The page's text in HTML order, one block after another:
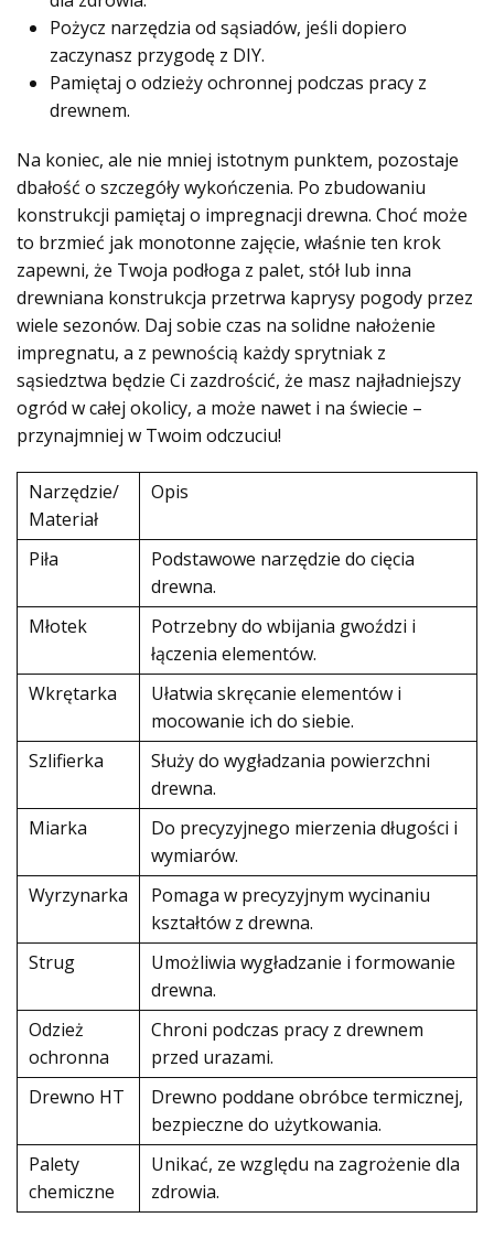
Pożycz narzędzia od sąsiadów, jeśli dopiero
zaczynasz przygodę z DIY.
Pamiętaj o odzieży ochronnej podczas pracy z
drewnem.
Na koniec, ale nie mniej istotnym punktem, pozostaje
dbałość o szczegóły wykończenia. Po zbudowaniu
konstrukcji pamiętaj o impregnacji drewna. Choć może
to brzmieć jak monotonne zajęcie, właśnie ten krok
zapewni, że Twoja podłoga z palet, stół lub inna
drewniana konstrukcja przetrwa kaprysy pogody przez
wiele sezonów. Daj sobie czas na solidne nałożenie
impregnatu, a z pewnością każdy sprytniak z
sąsiedztwa będzie Ci zazdrościć, że masz najładniejszy
ogród w całej okolicy, a może nawet i na świecie –
przynajmniej w Twoim odczuciu!
Narzędzie/
Materiał
Opis
Piła
Podstawowe narzędzie do cięcia
drewna.
Młotek
Potrzebny do wbijania gwoździ i
łączenia elementów.
Wkrętarka
Ułatwia skręcanie elementów i
mocowanie ich do siebie.
Szlifierka
Służy do wygładzania powierzchni
drewna.
Miarka
Do precyzyjnego mierzenia długości i
wymiarów.
Wyrzynarka
Pomaga w precyzyjnym wycinaniu
kształtów z drewna.
Strug
Umożliwia wygładzanie i formowanie
drewna.
Odzież
ochronna
Chroni podczas pracy z drewnem
przed urazami.
Drewno HT
Drewno poddane obróbce termicznej,
bezpieczne do użytkowania.
Palety
chemiczne
Unikać, ze względu na zagrożenie dla
zdrowia.